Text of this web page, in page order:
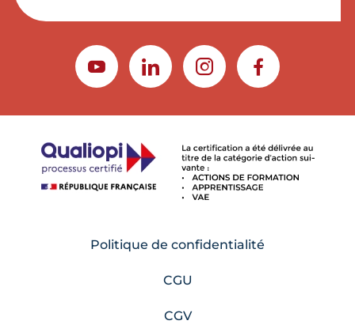
YOUTUBELINKEDININSTAGRAMFACEBOOK
Politique de confidentialité
CGU
CGV